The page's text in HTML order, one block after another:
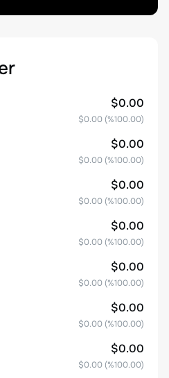
$0.00
$0.00 (%100.00)
$0.00
$0.00 (%100.00)
$0.00
$0.00 (%100.00)
$0.00
$0.00 (%100.00)
$0.00
$0.00 (%100.00)
$0.00
$0.00 (%100.00)
$0.00
$0.00 (%100.00)